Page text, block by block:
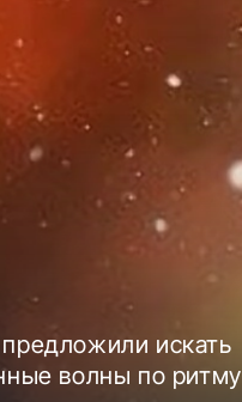
искать
волны по ритму